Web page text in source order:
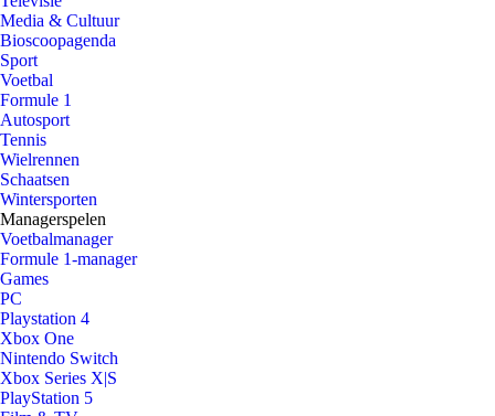
Media & Cultuur
Bioscoopagenda
Sport
Voetbal
Formule 1
Autosport
Tennis
Wielrennen
Schaatsen
Wintersporten
Managerspelen
Voetbalmanager
Formule 1-manager
Games
PC
Playstation 4
Xbox One
Nintendo Switch
Xbox Series X|S
PlayStation 5